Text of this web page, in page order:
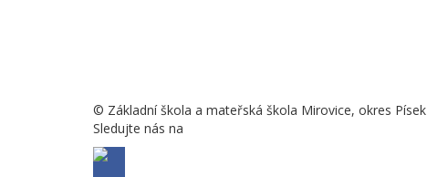
© Základní škola a mateřská škola Mirovice, okres Písek
Sledujte nás na